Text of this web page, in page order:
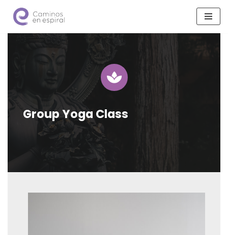
Saltar
Group Yoga Class